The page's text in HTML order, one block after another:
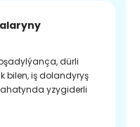
dürli
bilen, iş dolandyryş
yzygiderli